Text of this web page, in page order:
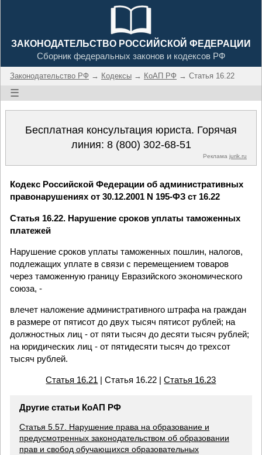
ЗАКОНОДАТЕЛЬСТВО РОССИЙСКОЙ ФЕДЕРАЦИИ
Сборник федеральных законов и кодексов РФ
Законодательство РФ → Кодексы → КоАП РФ → Статья 16.22
☰
Бесплатная консультация юриста. Горячая
линия: 8 (800) 302-68-51
Реклама jurik.ru
Кодекс Российской Федерации об административных
правонарушениях от 30.12.2001 N 195-ФЗ ст 16.22
Статья 16.22. Нарушение сроков уплаты таможенных
платежей
Нарушение сроков уплаты таможенных пошлин, налогов,
подлежащих уплате в связи с перемещением товаров
через таможенную границу Евразийского экономического
союза, -
влечет наложение административного штрафа на граждан
в размере от пятисот до двух тысяч пятисот рублей; на
должностных лиц - от пяти тысяч до десяти тысяч рублей;
на юридических лиц - от пятидесяти тысяч до трехсот
тысяч рублей.
Статья 16.21 | Статья 16.22 |Статья 16.23
Другие статьи КоАП РФ
Статья 5.57. Нарушение права на образование и
предусмотренных законодательством об образовании
прав и свобод обучающихся образовательных